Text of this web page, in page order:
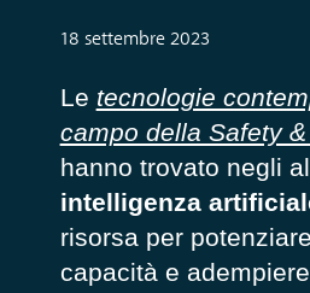
18 settembre 2023
Le tecnologie
campo della Safety
hanno trovato negli
intelligenza
risorsa per
capacità e